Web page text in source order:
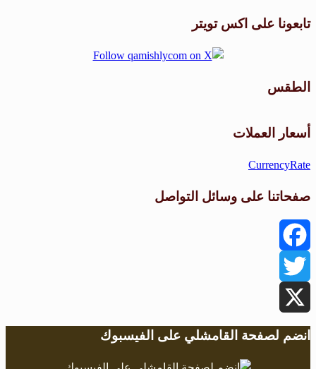
تابعونا على اكس تويتر
الطقس
أسعار العملات
CurrencyRate
صفحاتنا على وسائل التواصل
Facebook
Twitter
X
انضم لصفحة القامشلي على الفيسبوك